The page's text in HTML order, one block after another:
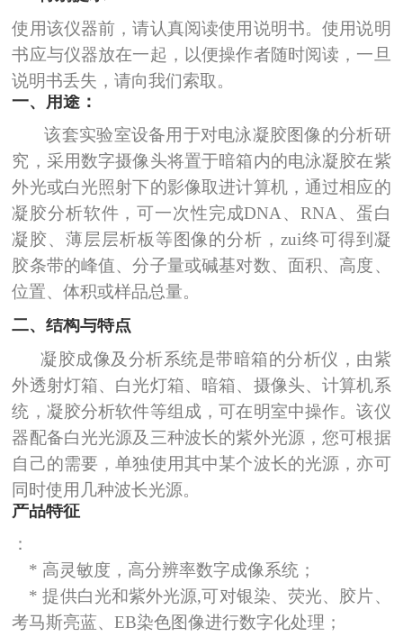
使用该仪器前，请认真阅读使用说明书。使用说明
书应与仪器放在一起，以便操作者随时阅读，一旦
说明书丢失，请向我们索取。
一、用途：
该套实验室设备用于对电泳凝胶图像的分析研
究，采用数字摄像头将置于暗箱内的电泳凝胶在紫
外光或白光照射下的影像取进计算机，通过相应的
凝胶分析软件，可一次性完成DNA 、RNA 、蛋白
凝胶、薄层层析板等图像的分析，zui终可得到凝
胶条带的峰值、分子量或碱基对数、面积、高度、
位置、体积或样品总量。
二、结构与特点
凝胶成像及分析系统是带暗箱的分析仪，由紫
外透射灯箱、白光灯箱、暗箱、摄像头、计算机系
统，凝胶分析软件等组成，可在明室中操作。该仪
器配备白光光源及三种波长的紫外光源，您可根据
自己的需要，单独使用其中某个波长的光源，亦可
同时使用几种波长光源。
产品特征
：
* 高灵敏度，高分辨率数字成像系统；
*提供白光和紫外光源,可对银染、荧光、胶片、
考马斯亮蓝、EB染色图像进行数字化处理；